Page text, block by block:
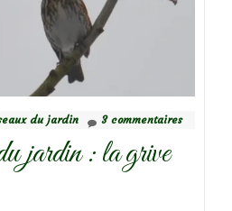
du jardin 3 commentaires
jardin : la grive